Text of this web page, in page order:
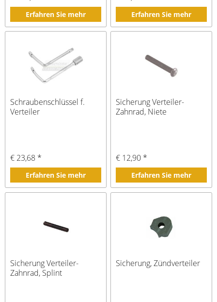
Erfahren Sie mehr Erfahren Sie mehr
Schraubenschlüssel f.
Verteiler
€ 23,68 *
Erfahren Sie mehr
Sicherung Verteiler-
Zahnrad, Niete
€ 12,90 *
Erfahren Sie mehr
Sicherung Verteiler-
Zahnrad, Splint
Sicherung, Zündverteiler